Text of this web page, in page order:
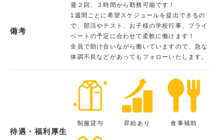
備考
週２回、３時間から勤務可能です！
1週間ごとに希望スケジュールを提出できるの
で、部活やテスト、お子様の学校行事、プライ
ベートの予定に合わせて柔軟に働けます！
全員で助け合いながら働いていますので、急な
体調不良などがあってもフォローいたします。
待遇・福利厚生
制服貸与 昇給あり 食事補助